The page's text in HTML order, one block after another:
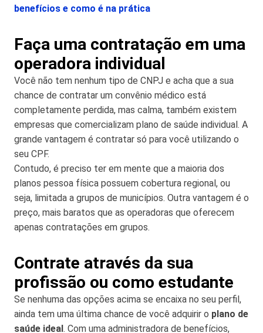
benefícios e como é na prática
Faça uma contratação em uma
operadora individual
Você não tem nenhum tipo de CNPJ e acha que a sua
chance de contratar um convênio médico está
completamente perdida, mas calma, também existem
empresas que comercializam plano de saúde individual. A
grande vantagem é contratar só para você utilizando o
seu CPF.
Contudo, é preciso ter em mente que a maioria dos
planos pessoa física possuem cobertura regional, ou
seja, limitada a grupos de municípios. Outra vantagem é o
preço, mais baratos que as operadoras que oferecem
apenas contratações em grupos.
Contrate através da sua
profissão ou como estudante
Se nenhuma das opções acima se encaixa no seu perfil,
ainda tem uma última chance de você adquirir o plano de
saúde ideal. Com uma administradora de benefícios,